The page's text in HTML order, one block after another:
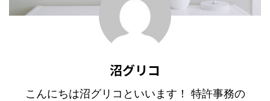
沼グリコ
こんにちは沼グリコといいます！ 特許事務の